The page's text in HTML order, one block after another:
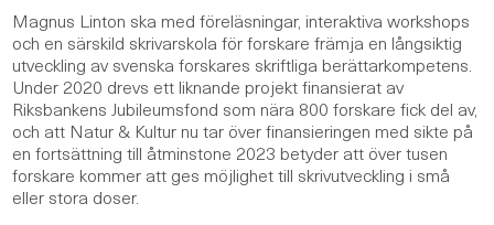
Magnus Linton ska med föreläsningar, interaktiva workshops
och en särskild skrivarskola för forskare främja en långsiktig
utveckling av svenska forskares skriftliga berättarkompetens.
Under 2020 drevs ett liknande projekt finansierat av
Riksbankens Jubileumsfond som nära 800 forskare fick del av,
och att Natur & Kultur nu tar över finansieringen med sikte på
en fortsättning till åtminstone 2023 betyder att över tusen
forskare kommer att ges möjlighet till skrivutveckling i små
eller stora doser.